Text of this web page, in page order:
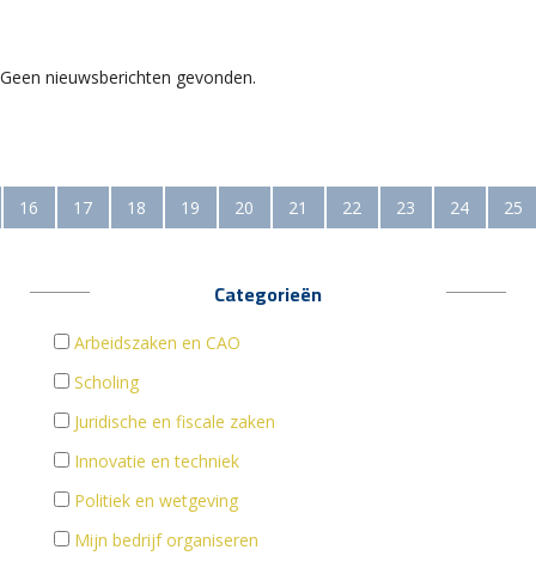
Geen nieuwsberichten gevonden.
16 17 18 19 20 21 22 23 24 25
Categorieën
Arbeidszaken en CAO
Scholing
Juridische en fiscale zaken
Innovatie en techniek
Politiek en wetgeving
Mijn bedrijf organiseren